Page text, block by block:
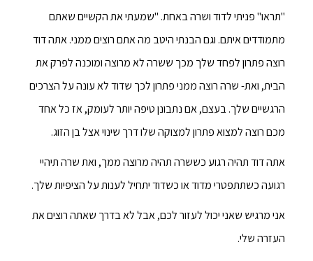
"תראו" פניתי לדוד ושרה באחת. "שמעתי את הקשיים שאתם
מתמודדים איתם. וגם הבנתי היטב מה אתם רוצים ממני. אתה דוד
רוצה פתרון לפחד שלך מכך ששרה לא מרוצה ומוכנה לפרק את
הבית, ואת- שרה רוצה ממני פתרון לכך שדוד לא עונה על הצרכים
הרגשיים שלך. בעצם, אם נתבונן טיפה יותר לעומק, אז כל אחד
מכם רוצה למצוא פתרון למצוקה שלו דרך שינוי אצל בן הזוג.
אתה דוד תהיה רגוע כששרה תהיה מרוצה ממך, ואת שרה תיהיי
רגועה כשתתפטרי מדוד או כשדוד יתחיל לענות על הציפיות שלך.
אני מרגיש שאני יכול לעזור לכם, אבל לא בדרך שאתה רוצים את
העזרה שלי.